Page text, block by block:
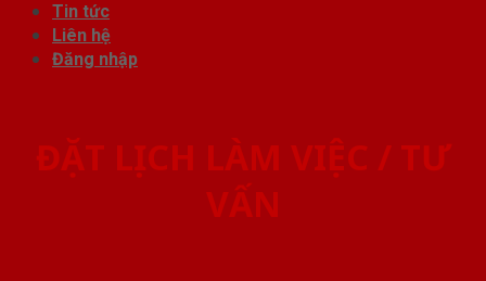
Tin tức
Liên hệ
Đăng nhập
ĐẶT LỊCH LÀM VIỆC / TƯ
VẤN